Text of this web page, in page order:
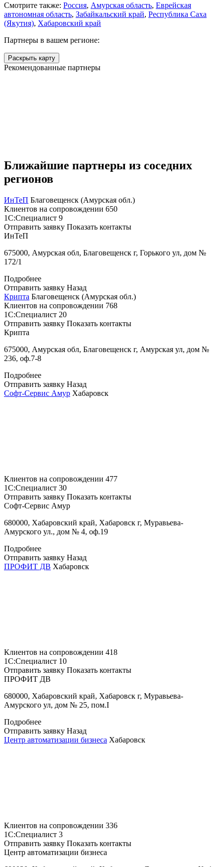
Смотрите также: Россия, Амурская область, Еврейская
автономная область, Забайкальский край, Республика Саха
(Якутия), Хабаровский край
Партнеры в вашем регионе:
Раскрыть карту
Рекомендованные партнеры
Ближайшие партнеры из соседних
регионов
ИнТеП Благовещенск (Амурская обл.)
Клиентов на сопровождении 650
1С:Специалист 9
Отправить заявку Показать контакты
ИнТеП
675000, Амурская обл, Благовещенск г, Горького ул, дом №
172/1
Подробнее
Отправить заявку Назад
Крипта Благовещенск (Амурская обл.)
Клиентов на сопровождении 768
1С:Специалист 20
Отправить заявку Показать контакты
Крипта
675000, Амурская обл, Благовещенск г, Амурская ул, дом №
236, оф.7-8
Подробнее
Отправить заявку Назад
Софт-Сервис Амур Хабаровск
Клиентов на сопровождении 477
1С:Специалист 30
Отправить заявку Показать контакты
Софт-Сервис Амур
680000, Хабаровский край, Хабаровск г, Муравьева-
Амурского ул., дом № 4, оф.19
Подробнее
Отправить заявку Назад
ПРОФИТ ДВ Хабаровск
Клиентов на сопровождении 418
1С:Специалист 10
Отправить заявку Показать контакты
ПРОФИТ ДВ
680000, Хабаровский край, Хабаровск г, Муравьева-
Амурского ул, дом № 25, пом.I
Подробнее
Отправить заявку Назад
Центр автоматизации бизнеса Хабаровск
Клиентов на сопровождении 336
1С:Специалист 3
Отправить заявку Показать контакты
Центр автоматизации бизнеса